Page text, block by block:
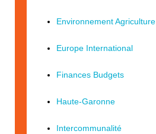
Environnement Agriculture
Europe International
Finances Budgets
Haute-Garonne
Intercommunalité